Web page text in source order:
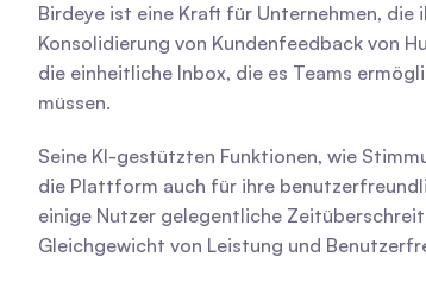
Birdeye ist eine Kraft für Unternehmen, die
Konsolidierung von Kundenfeedback von
die einheitliche Inbox, die es Teams
müssen.
Seine KI-gestützten Funktionen, wie
die Plattform auch für ihre
einige Nutzer gelegentliche
Gleichgewicht von Leistung und